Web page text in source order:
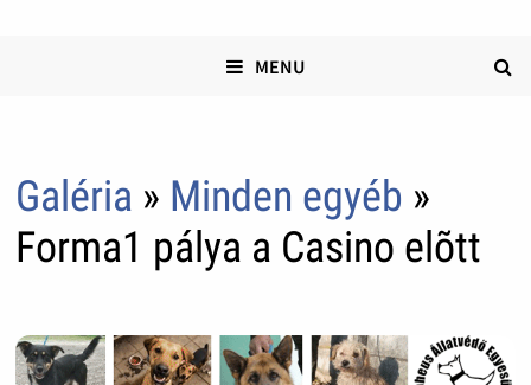
MENU
Galéria » Minden egyéb »
Forma1 pálya a Casino elõtt